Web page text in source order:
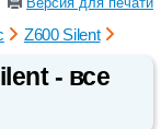
Z600 Silent
- все